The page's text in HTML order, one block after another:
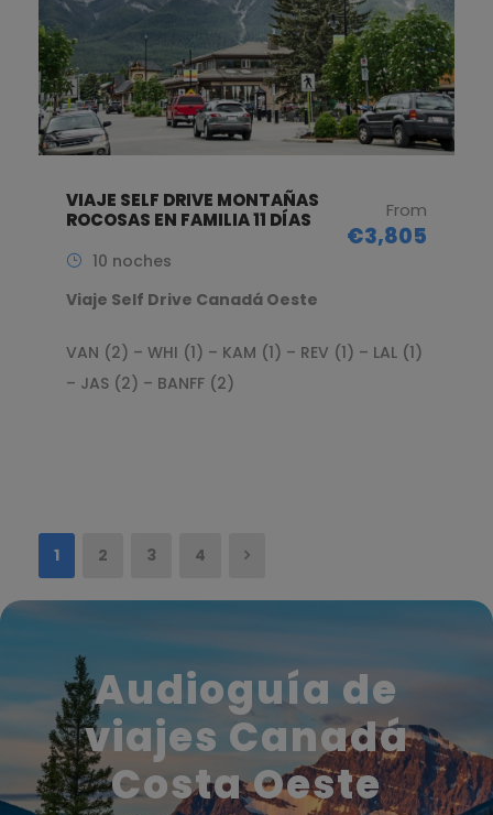
VIAJE SELF DRIVE MONTAÑAS
ROCOSAS EN FAMILIA 11 DÍAS
From
€3,805
10 noches
Viaje Self Drive Canadá Oeste
VAN (2) – WHI (1) – KAM (1) – REV (1) – LAL (1)
– JAS (2) – BANFF (2)
1 2 3 4
Audioguía de
viajes Canadá
Costa Oeste